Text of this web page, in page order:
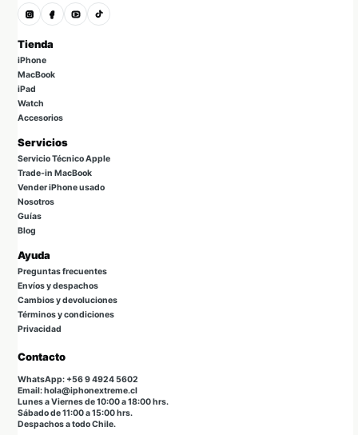
Tienda
iPhone
MacBook
iPad
Watch
Accesorios
Servicios
Servicio Técnico Apple
Trade-in MacBook
Vender iPhone usado
Nosotros
Guías
Blog
Ayuda
Preguntas frecuentes
Envíos y despachos
Cambios y devoluciones
Términos y condiciones
Privacidad
Contacto
WhatsApp: +56 9 4924 5602
Email: hola@iphonextreme.cl
Lunes a Viernes de 10:00 a 18:00 hrs.
Sábado de 11:00 a 15:00 hrs.
Despachos a todo Chile.